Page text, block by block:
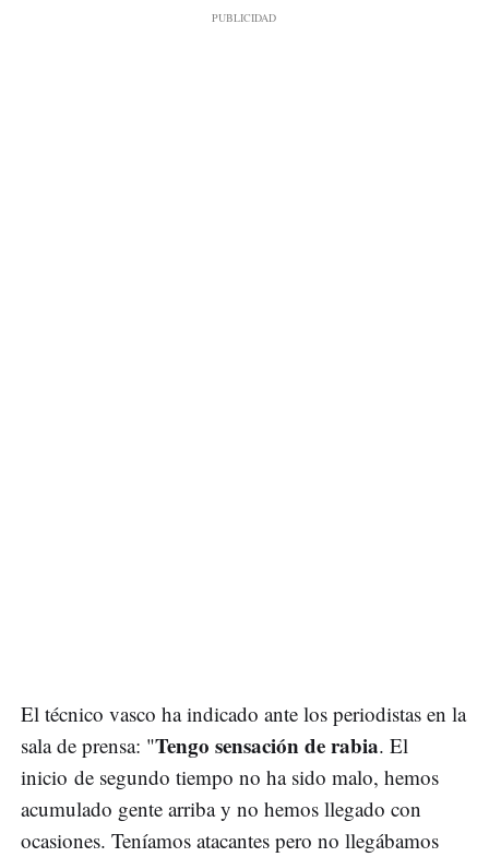
El técnico vasco ha indicado ante los periodistas en la
sala de prensa: "Tengo sensación de rabia. El
inicio de segundo tiempo no ha sido malo, hemos
acumulado gente arriba y no hemos llegado con
ocasiones. Teníamos atacantes pero no llegábamos